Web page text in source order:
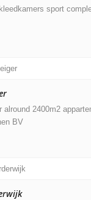
sport
alround 2400m2
BV